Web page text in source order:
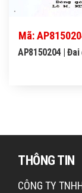
Mã:
AP8150204 |
THÔNG TIN
CÔNG TY